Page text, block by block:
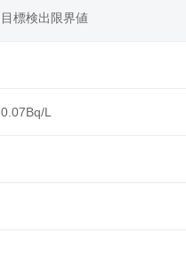
目標検出限界値
0.07Bq/L